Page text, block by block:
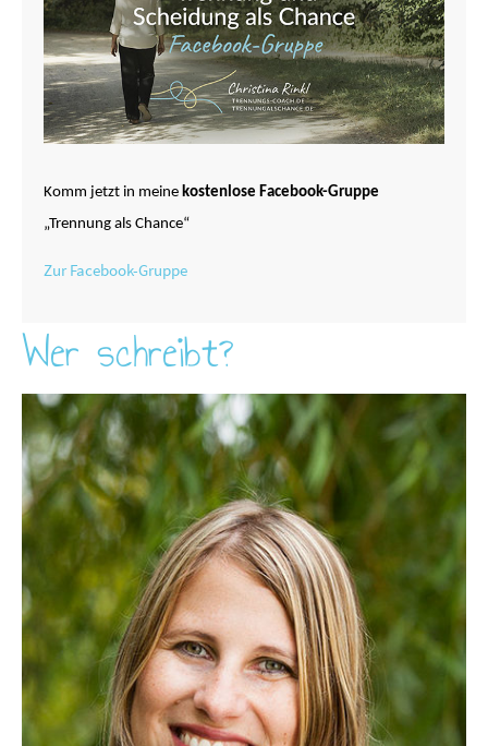
Komm jetzt in meine kostenlose Facebook-Gruppe
„Trennung als Chance“
Zur Facebook-Gruppe
Wer schreibt?